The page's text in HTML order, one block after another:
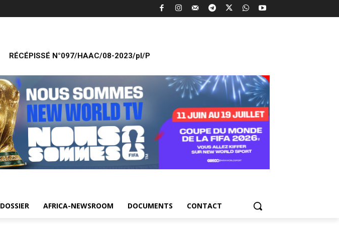
RÉCÉPISSÉ N°097/HAAC/08-2023/pl/P
DOSSIER AFRICA-NEWSROOM DOCUMENTS CONTACT